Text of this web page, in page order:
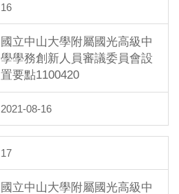
16
國立中山大學附屬國光高級中
學學務創新人員審議委員會設
置要點1100420
2021-08-16
17
國立中山大學附屬國光高級中